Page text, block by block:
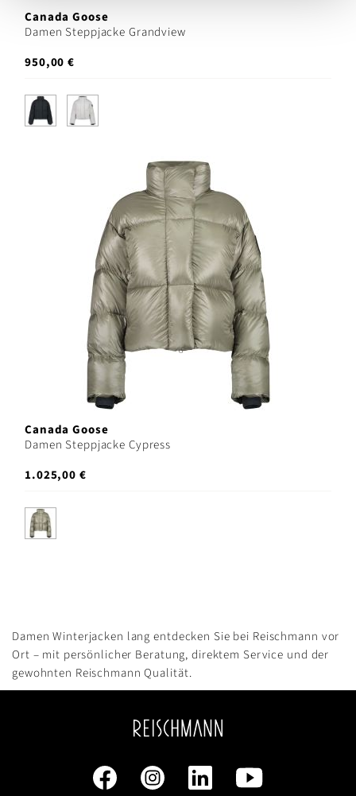
Canada Goose
Damen Steppjacke Grandview
950,00 €
Canada Goose
Damen Steppjacke Cypress
1.025,00 €
Damen Winterjacken lang entdecken Sie bei Reischmann vor
Ort – mit persönlicher Beratung, direktem Service und der
gewohnten Reischmann Qualität.